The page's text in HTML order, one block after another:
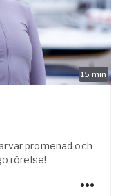
15 min
promenad och
rörelse!